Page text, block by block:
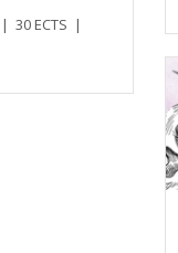
| 30 ECTS |